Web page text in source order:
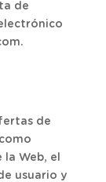
de
de
Web, el
usuario y